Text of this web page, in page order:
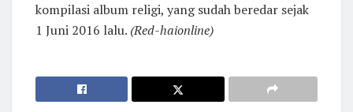
kompilasi album religi, yang sudah beredar sejak
1 Juni 2016 lalu. (Red-haionline)